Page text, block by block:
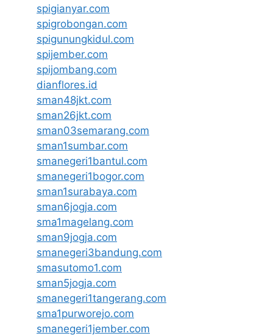
spigianyar.com
spigrobongan.com
spigunungkidul.com
spijember.com
spijombang.com
dianflores.id
sman48jkt.com
sman26jkt.com
sman03semarang.com
sman1sumbar.com
smanegeri1bantul.com
smanegeri1bogor.com
sman1surabaya.com
sman6jogja.com
sma1magelang.com
sman9jogja.com
smanegeri3bandung.com
smasutomo1.com
sman5jogja.com
smanegeri1tangerang.com
sma1purworejo.com
smanegeri1jember.com